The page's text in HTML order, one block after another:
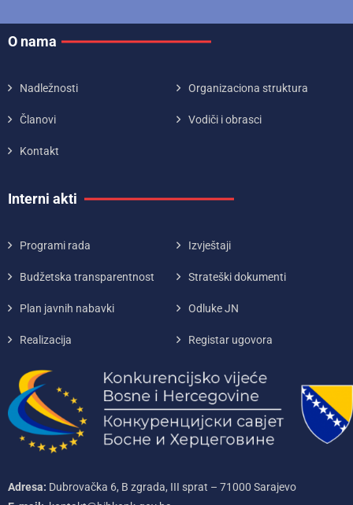
O nama
Nadležnosti Organizaciona struktura
Članovi Vodiči i obrasci
Kontakt
Interni akti
Programi rada Izvještaji
Budžetska transparentnost Strateški dokumenti
Plan javnih nabavki Odluke JN
Realizacija Registar ugovora
Adresa: Dubrovačka 6, B zgrada, III sprat – 71000‌ Sarajevo